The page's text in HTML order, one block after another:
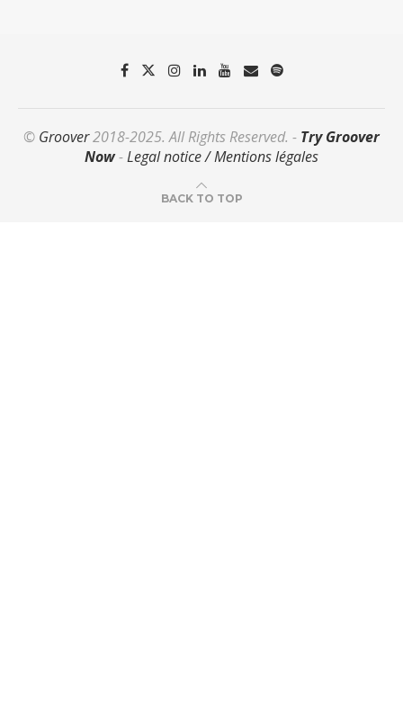
© Groover2018-2025. All Rights Reserved. - Try Groover
Now-Legal notice / Mentions légales
BACK TO TOP